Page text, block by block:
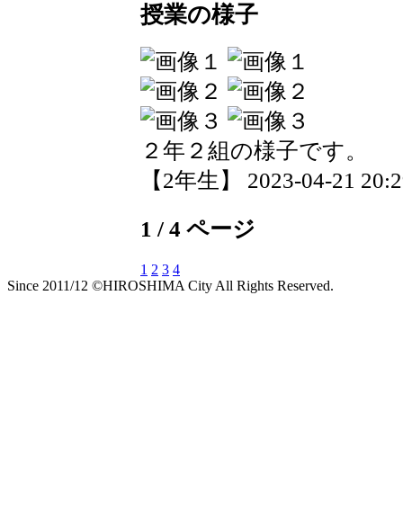
授業の様子
２年２組の様子です。
【2年生】 2023-04-21
1 / 4 ページ
1 2 3 4
Since 2011/12 ©HIROSHIMA City All Rights Reserved.